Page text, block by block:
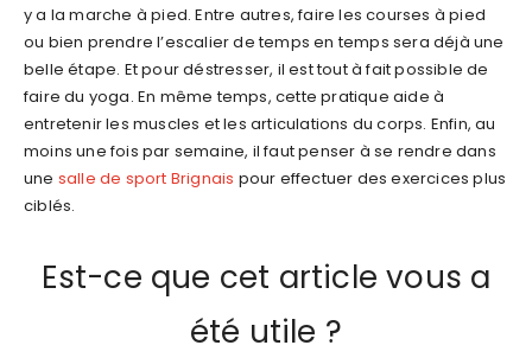
y a la marche à pied. Entre autres, faire les courses à pied
ou bien prendre l’escalier de temps en temps sera déjà une
belle étape. Et pour déstresser, il est tout à fait possible de
faire du yoga. En même temps, cette pratique aide à
entretenir les muscles et les articulations du corps. Enfin, au
moins une fois par semaine, il faut penser à se rendre dans
une salle de sport Brignais pour effectuer des exercices plus
ciblés.
Est-ce que cet article vous a
été utile ?